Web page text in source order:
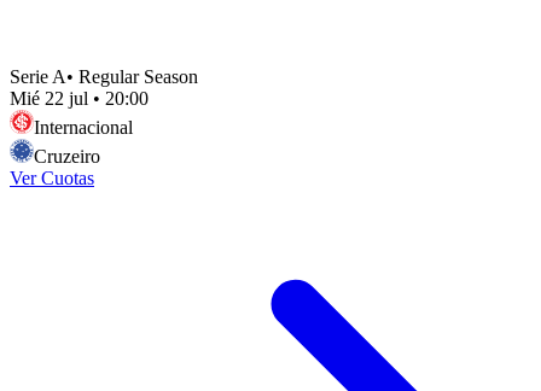
Serie A• Regular Season
Mié 22 jul • 20:00
Internacional
Cruzeiro
Ver Cuotas